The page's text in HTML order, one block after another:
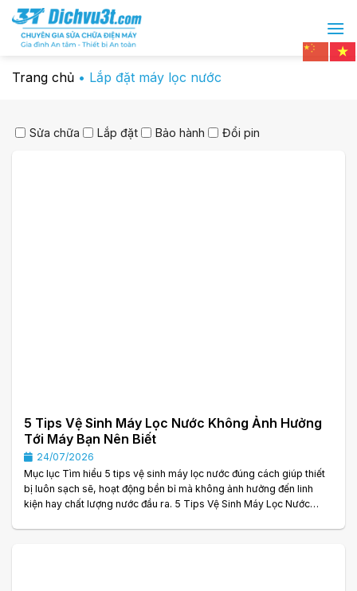
Chuyển
đến
dung
Trang chủ • Lắp đặt máy lọc nước
Sửa chữa Lắp đặt Bảo hành Đổi pin
5 Tips Vệ Sinh Máy Lọc Nước Không Ảnh Hưởng
Tới Máy Bạn Nên Biết
24/07/2026
Mục lục Tìm hiểu 5 tips vệ sinh máy lọc nước đúng cách giúp thiết
bị luôn sạch sẽ, hoạt động bền bỉ mà không ảnh hưởng đến linh
kiện hay chất lượng nước đầu ra. 5 Tips Vệ Sinh Máy Lọc Nước